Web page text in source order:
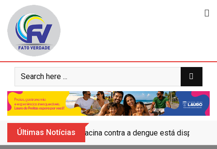
content
Últimas Notícias Vacina contra a dengue está